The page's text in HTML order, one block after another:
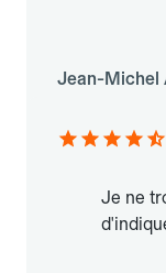
Jean-Michel
Je ne